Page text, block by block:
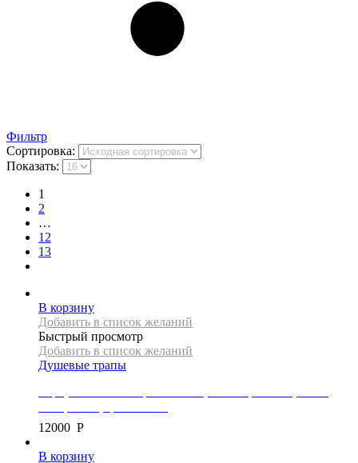
Фильтр
Сортировка:
Показать:
1
2
…
12
13
В корзину
Добавить в список желаний
Быстрый просмотр
Добавить в список желаний
Душевые трапы
12000 Р
В корзину